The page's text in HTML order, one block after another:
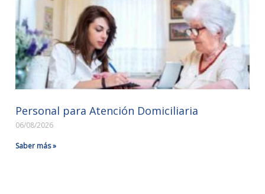
Personal para Atención Domiciliaria
06/08/2026
Saber más »